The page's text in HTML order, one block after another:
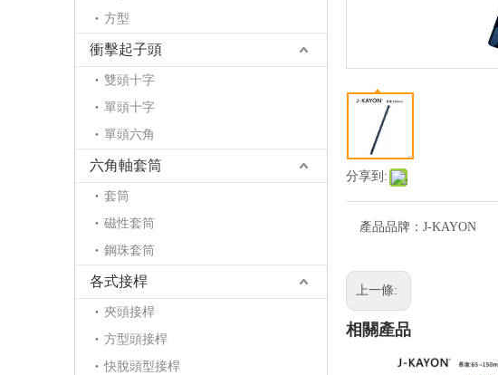
方型
衝擊起子頭
雙頭十字
單頭十字
單頭六角
六角軸套筒
套筒
磁性套筒
鋼珠套筒
各式接桿
夾頭接桿
方型頭接桿
快脫頭型接桿
分享到:
產品品牌： J-KAYON
上一條:
相關產品